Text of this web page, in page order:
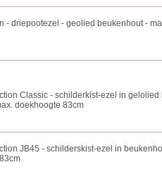
- driepootezel - geolied beukenhout -
Classic - schilderkist-ezel in gelolied
doekhoogte 83cm
JB45 - schilderskist-ezel in